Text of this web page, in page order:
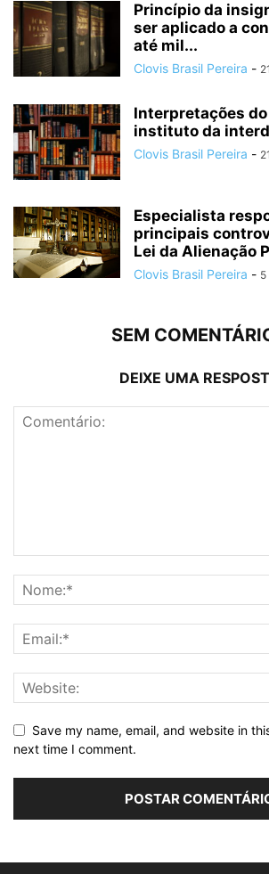
Princípio da
ser aplicado a
até mil...
Clovis Brasil Pereira -
Interpretações do
instituto da
Clovis Brasil Pereira -
Especialista
principais
Lei da Alienação
Clovis Brasil Pereira -
SEM
DEIXE UMA
Save my name, email, and website in
next time I comment.